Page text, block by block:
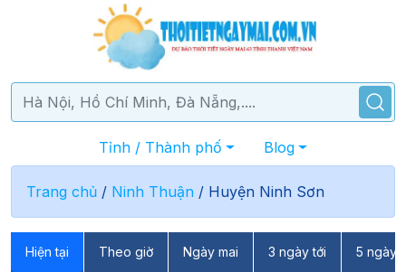
Tỉnh / Thành phố Blog
Trang chủ / Ninh Thuận / Huyện Ninh Sơn
Hiện tại Theo giờ Ngày mai 3 ngày tới 5 ngày